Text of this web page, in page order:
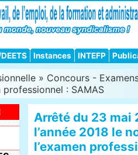
Instances INTEFP
» Concours -
: SAMAS
Arrêté du 23 mai
l’année 2018 le
l’examen